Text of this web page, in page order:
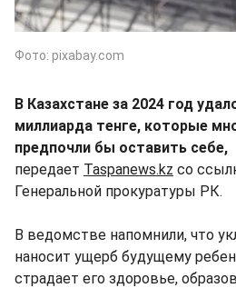
Фото: pixabay.com
В Казахстане за 2024 год
миллиарда тенге, которые
предпочли бы оставить себе,
передает Taspanews.kz со
Генеральной прокуратуры РК.
В ведомстве напомнили, что
наносит ущерб будущему
страдает его здоровье,